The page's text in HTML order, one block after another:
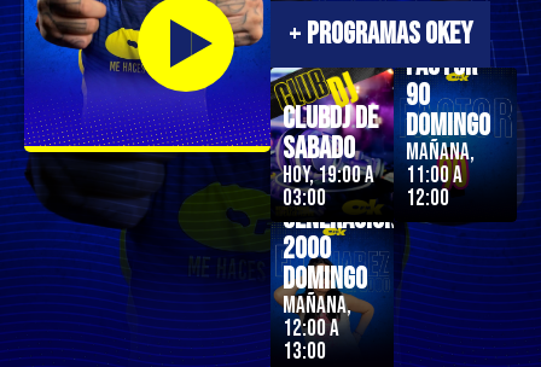
+PROGRAMAS OKEY
ClubDJ de
Sabado
Hoy, 19:00 a
03:00
Factor
90
Domingo
Mañana,
11:00 a
12:00
Generación
2000
Domingo
Mañana,
12:00 a
13:00